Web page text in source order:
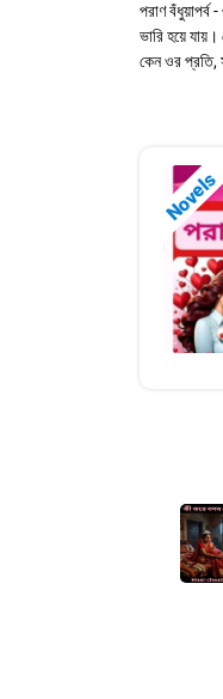
পরাণ
ভারি হয়ে
কেন ওর প্রতি,
Novels